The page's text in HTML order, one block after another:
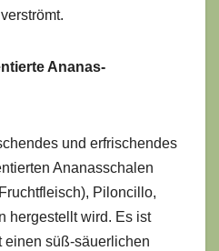
Ananas-
und erfrischendes
Ananasschalen
Piloncillo,
hergestellt wird. Es ist
einen süß-säuerlichen